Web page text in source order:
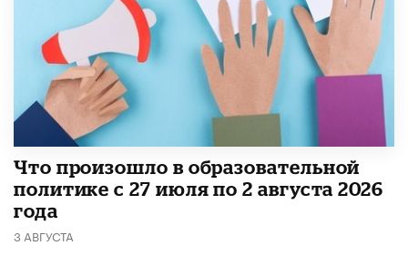
​Что произошло в образовательной
политике с 27 июля по 2 августа 2026
года
3 АВГУСТА